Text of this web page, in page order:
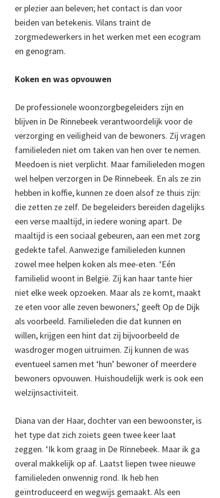
er plezier aan beleven; het contact is dan voor
beiden van betekenis. Vilans traint de
zorgmedewerkers in het werken met een ecogram
en genogram.
Koken en was opvouwen
De professionele woonzorgbegeleiders zijn en
blijven in De Rinnebeek verantwoordelijk voor de
verzorging en veiligheid van de bewoners. Zij vragen
familieleden niet om taken van hen over te nemen.
Meedoen is niet verplicht. Maar familieleden mogen
wel helpen verzorgen in De Rinnebeek. En als ze zin
hebben in koffie, kunnen ze doen alsof ze thuis zijn:
die zetten ze zelf. De begeleiders bereiden dagelijks
een verse maaltijd, in iedere woning apart. De
maaltijd is een sociaal gebeuren, aan een met zorg
gedekte tafel. Aanwezige familieleden kunnen
zowel mee helpen koken als mee-eten. ‘Eén
familielid woont in België. Zij kan haar tante hier
niet elke week opzoeken. Maar als ze komt, maakt
ze eten voor alle zeven bewoners,’ geeft Op de Dijk
als voorbeeld. Familieleden die dat kunnen en
willen, krijgen een hint dat zij bijvoorbeeld de
wasdroger mogen uitruimen. Zij kunnen de was
eventueel samen met ‘hun’ bewoner of meerdere
bewoners opvouwen. Huishoudelijk werk is ook een
welzijnsactiviteit.
Diana van der Haar, dochter van een bewoonster, is
het type dat zich zoiets geen twee keer laat
zeggen. ‘Ik kom graag in De Rinnebeek. Maar ik ga
overal makkelijk op af. Laatst liepen twee nieuwe
familieleden onwennig rond. Ik heb hen
geïntroduceerd en wegwijs gemaakt. Als een